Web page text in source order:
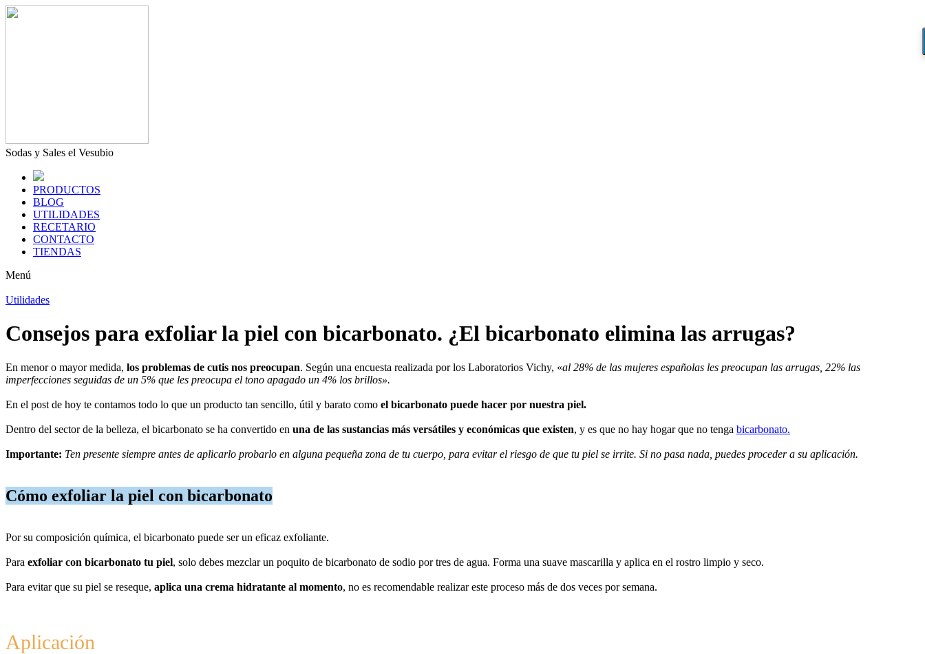
Sodas y Sales el Vesubio
PRODUCTOS
BLOG
UTILIDADES
RECETARIO
CONTACTO
TIENDAS
Menú
Utilidades
Consejos para exfoliar la piel con bicarbonato. ¿El bicarbonato elimina las arrugas?
En menor o mayor medida, los problemas de cutis nos preocupan. Según una encuesta realizada por los Laboratorios Vichy, «al 28% de las mujeres españolas les preocupan las arrugas, 22% las
imperfecciones seguidas de un 5% que les preocupa el tono apagado un 4% los brillos».
En el post de hoy te contamos todo lo que un producto tan sencillo, útil y barato como el bicarbonato puede hacer por nuestra piel.
Dentro del sector de la belleza, el bicarbonato se ha convertido en una de las sustancias más versátiles y económicas que existen, y es que no hay hogar que no tenga bicarbonato.
Importante: Ten presente siempre antes de aplicarlo probarlo en alguna pequeña zona de tu cuerpo, para evitar el riesgo de que tu piel se irrite. Si no pasa nada, puedes proceder a su aplicación.
Cómo exfoliar la piel con bicarbonato
Por su composición química, el bicarbonato puede ser un eficaz exfoliante.
Para exfoliar con bicarbonato tu piel, solo debes mezclar un poquito de bicarbonato de sodio por tres de agua. Forma una suave mascarilla y aplica en el rostro limpio y seco.
Para evitar que su piel se reseque, aplica una crema hidratante al momento, no es recomendable realizar este proceso más de dos veces por semana.
Aplicación